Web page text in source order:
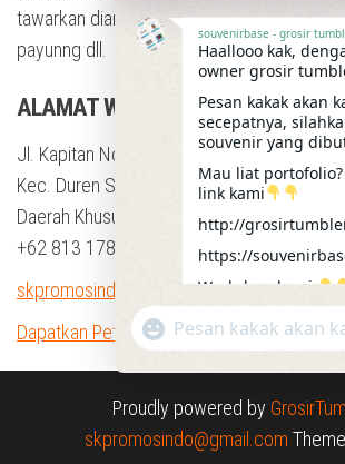
tawarkan diantaranya adalah tumbler, mug,
payunng dll.
ALAMAT WORKSHOP
Jl. Kapitan No.23b, RT.9/RW.4, Klender
Kec. Duren Sawit, Kota Jakarta Timur,
Daerah Khusus Ibukota Jakarta 13470
+62 813 1784 4012
skpromosindo@gmail.com
Dapatkan Petunjuk Arah
Proudly powered by
skpromosindo@gmail.com
souvenirbase - grosir
Haallooo kak,
owner grosir
Pesan kakak akan
secepatnya,
souvenir yang
Mau liat
link kami
http://
https://
Workshop kami
https://
HdKp2TiLGt66
01:36
"
+
c
h
t
W
h
a
t